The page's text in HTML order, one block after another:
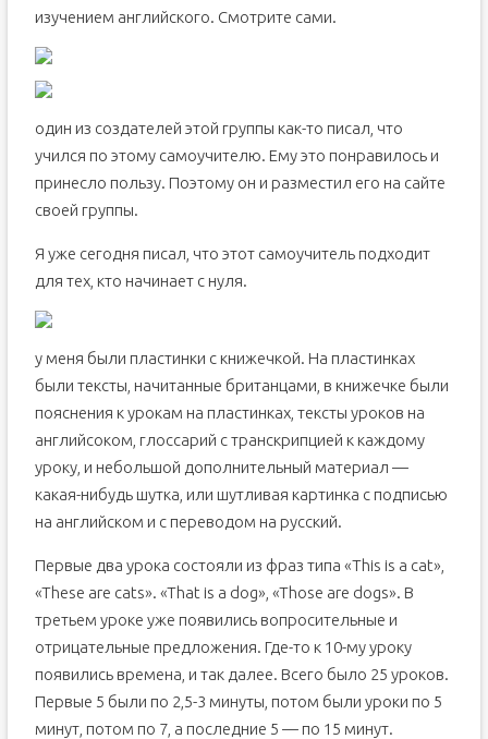
изучением английского. Смотрите сами.
один из создателей этой группы как-то писал, что
учился по этому самоучителю. Ему это понравилось и
принесло пользу. Поэтому он и разместил его на сайте
своей группы.
Я уже сегодня писал, что этот самоучитель подходит
для тех, кто начинает с нуля.
у меня были пластинки с книжечкой. На пластинках
были тексты, начитанные британцами, в книжечке были
пояснения к урокам на пластинках, тексты уроков на
английсоком, глоссарий с транскрипцией к каждому
уроку, и небольшой дополнительный материал —
какая-нибудь шутка, или шутливая картинка с подписью
на английском и с переводом на русский.
Первые два урока состояли из фраз типа «This is a cat»,
«These are cats». «That is a dog», «Those are dogs». В
третьем уроке уже появились вопросительные и
отрицательные предложения. Где-то к 10-му уроку
появились времена, и так далее. Всего было 25 уроков.
Первые 5 были по 2,5-3 минуты, потом были уроки по 5
минут, потом по 7, а последние 5 — по 15 минут.